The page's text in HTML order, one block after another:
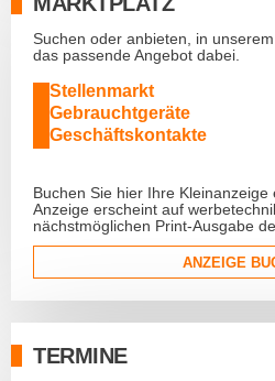
Suchen oder anbieten, in
das passende Angebot dabei.
Stellenmarkt
Gebrauchtgeräte
Geschäftskontakte
Buchen Sie hier Ihre
Anzeige erscheint auf
nächstmöglichen Print-Ausgabe
ANZEIGE
TERMINE